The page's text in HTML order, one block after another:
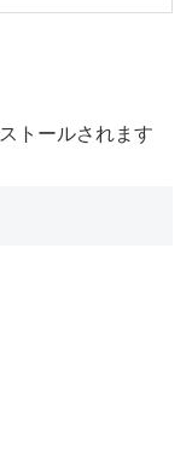
トールされます